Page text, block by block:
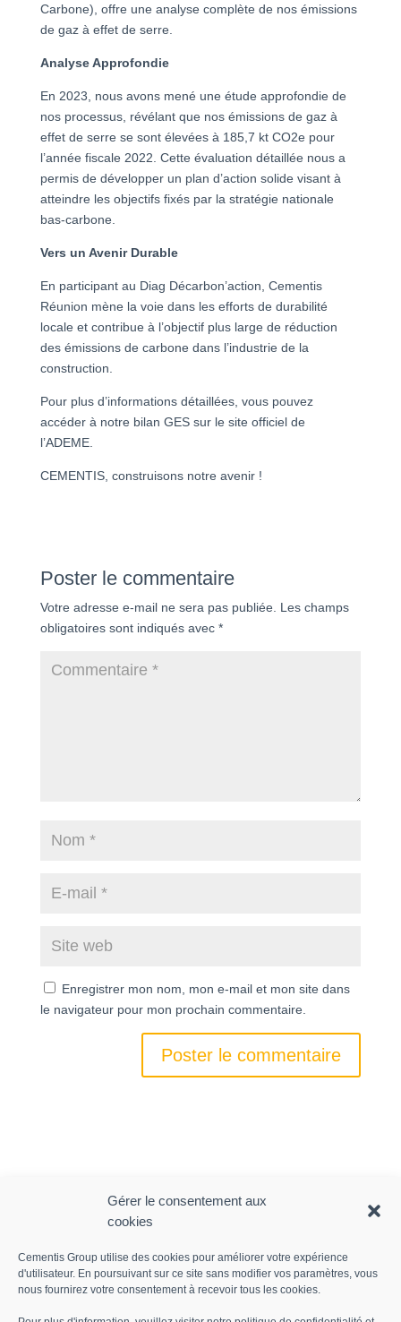
Gérer le consentement aux
cookies
Cementis Group utilise des cookies pour améliorer votre expérience
d'utilisateur. En poursuivant sur ce site sans modifier vos paramètres, vous
nous fournirez votre consentement à recevoir tous les cookies.
Carbone), offre une analyse complète de nos émissions
de gaz à effet de serre.
Analyse Approfondie
En 2023, nous avons mené une étude approfondie de
nos processus, révélant que nos émissions de gaz à
effet de serre se sont élevées à 185,7 kt CO2e pour
l’année fiscale 2022. Cette évaluation détaillée nous a
permis de développer un plan d’action solide visant à
atteindre les objectifs fixés par la stratégie nationale
bas-carbone.
Vers un Avenir Durable
En participant au Diag Décarbon’action, Cementis
Réunion mène la voie dans les efforts de durabilité
locale et contribue à l’objectif plus large de réduction
des émissions de carbone dans l’industrie de la
construction.
Pour plus d’informations détaillées, vous pouvez
accéder à notre bilan GES sur le site officiel de
l’ADEME.
CEMENTIS, construisons notre avenir !
Poster le commentaire
Votre adresse e-mail ne sera pas publiée. Les champs
obligatoires sont indiqués avec *
Enregistrer mon nom, mon e-mail et mon site dans
le navigateur pour mon prochain commentaire.
Articles récents
La science des matériaux au service de l’avenir avec